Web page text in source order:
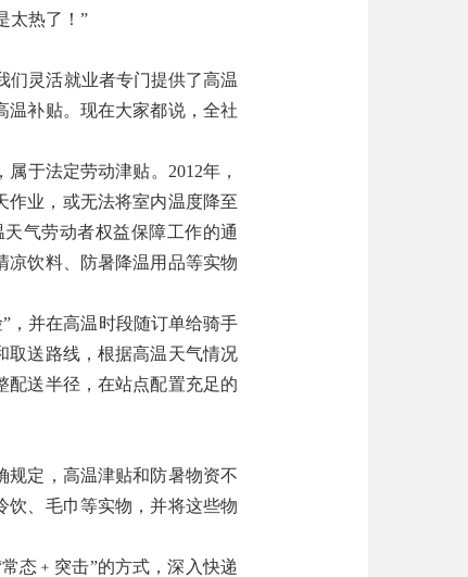
太热了！”
灵活就业者专门提供了高温
温补贴。现在大家都说，全社
于法定劳动津贴。2012年，
业，或无法将室内温度降至
气劳动者权益保障工作的通
凉饮料、防暑降温用品等实物
，并在高温时段随订单给骑手
取送路线，根据高温天气情况
配送半径，在站点配置充足的
定，高温津贴和防暑物资不
饮、毛巾等实物，并将这些物
态﹢突击”的方式，深入快递